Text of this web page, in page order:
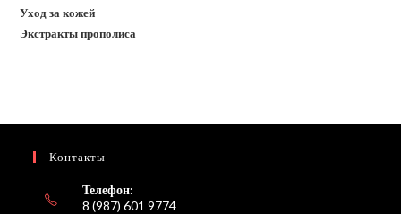
Уход за кожей
Экстракты прополиса
Контакты
Телефон:
8 (987) 601 9774